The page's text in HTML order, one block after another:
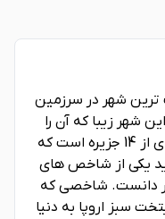
ترین شهر در سرزمین
شهر زیبا که آن را
ونیز شمال نیز می نامند، مجموعه ای از 14 جزیره است که
یکی از شاخص های
دانست. شاخصی که
به عنوان پایتخت سبز اروپا به دنیا